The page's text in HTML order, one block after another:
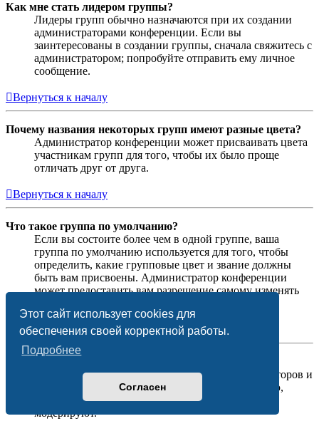
Этот сайт использует cookies для
обеспечения своей корректной работы.
Подробнее
Согласен
Как мне стать лидером группы?
Лидеры групп обычно назначаются при их создании
администраторами конференции. Если вы
заинтересованы в создании группы, сначала свяжитесь с
администратором; попробуйте отправить ему личное
сообщение.
Вернуться к началу
Почему названия некоторых групп имеют разные цвета?
Администратор конференции может присваивать цвета
участникам групп для того, чтобы их было проще
отличать друг от друга.
Вернуться к началу
Что такое группа по умолчанию?
Если вы состоите более чем в одной группе, ваша
группа по умолчанию используется для того, чтобы
определить, какие групповые цвет и звание должны
быть вам присвоены. Администратор конференции
может предоставить вам разрешение самому изменять
Вернуться к началу
На этой странице вы найдёте список администраторов и
модераторов конференции и другую информацию,
такую как сведения о форумах, которые они
модерируют.